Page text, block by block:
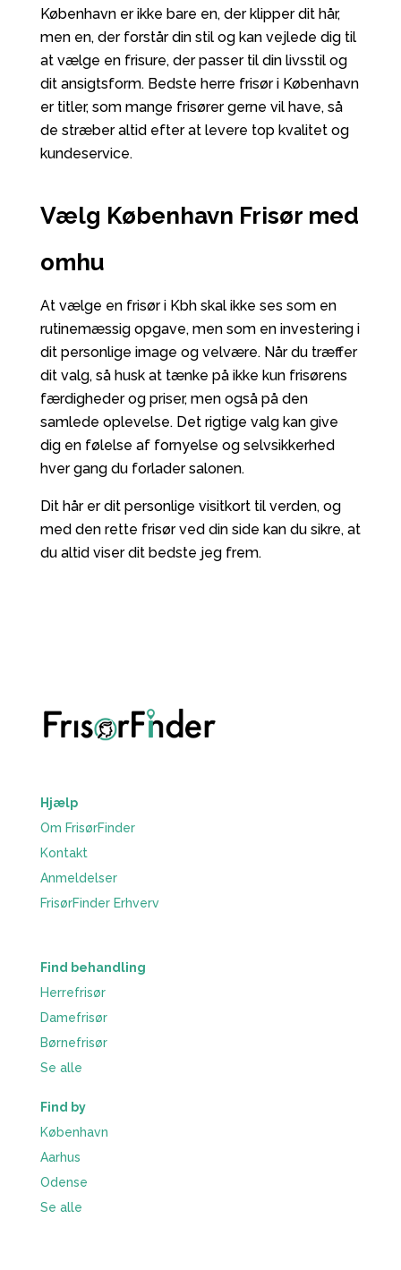
København er ikke bare en, der klipper dit hår,
men en, der forstår din stil og kan vejlede dig til
at vælge en frisure, der passer til din livsstil og
dit ansigtsform. Bedste herre frisør i København
er titler, som mange frisører gerne vil have, så
de stræber altid efter at levere top kvalitet og
kundeservice.
Vælg København Frisør med
omhu
At vælge en frisør i Kbh skal ikke ses som en
rutinemæssig opgave, men som en investering i
dit personlige image og velvære. Når du træffer
dit valg, så husk at tænke på ikke kun frisørens
færdigheder og priser, men også på den
samlede oplevelse. Det rigtige valg kan give
dig en følelse af fornyelse og selvsikkerhed
hver gang du forlader salonen.
Dit hår er dit personlige visitkort til verden, og
med den rette frisør ved din side kan du sikre, at
du altid viser dit bedste jeg frem.
Hjælp
Om FrisørFinder
Kontakt
Anmeldelser
FrisørFinder Erhverv
Find behandling
Herrefrisør
Damefrisør
Børnefrisør
Se alle
Find by
København
Aarhus
Odense
Se alle